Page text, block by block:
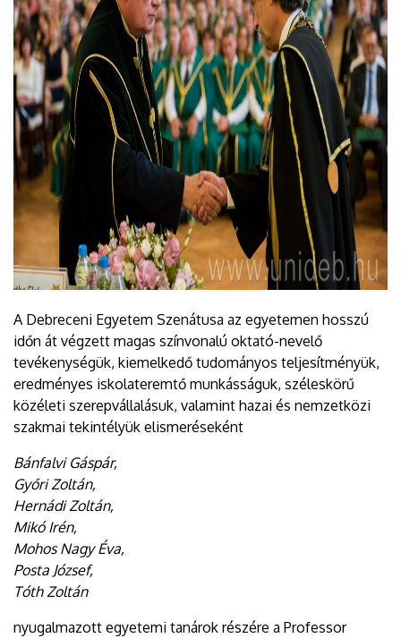
A Debreceni Egyetem Szenátusa az egyetemen hosszú
időn át végzett magas színvonalú oktató-nevelő
tevékenységük, kiemelkedő tudományos teljesítményük,
eredményes iskolateremtő munkásságuk, széleskörű
közéleti szerepvállalásuk, valamint hazai és nemzetközi
szakmai tekintélyük elismeréseként
Bánfalvi Gáspár,
Győri Zoltán,
Hernádi Zoltán,
Mikó Irén,
Mohos Nagy Éva,
Posta József,
Tóth Zoltán
nyugalmazott egyetemi tanárok részére a Professor